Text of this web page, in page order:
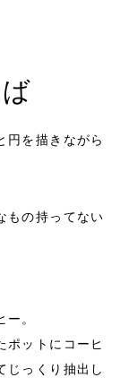
円を描きながら
もの持ってない
。
ポットにコーヒ
じっくり抽出し